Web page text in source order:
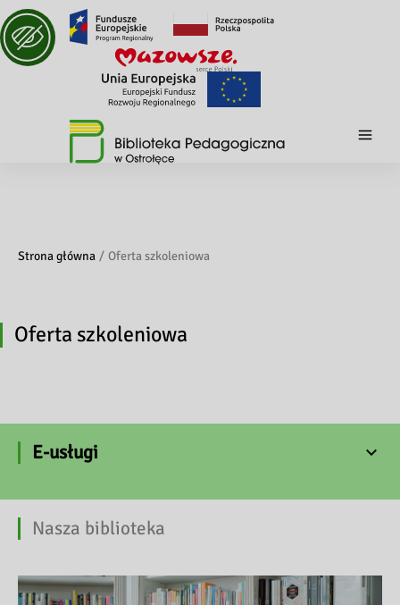
Strona główna Oferta szkoleniowa
Oferta szkoleniowa
E-usługi
Nasza biblioteka